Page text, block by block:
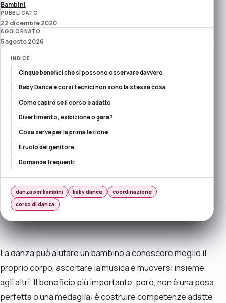
Bambini
PUBBLICATO
22 dicembre 2020
AGGIORNATO
5 agosto 2026
INDICE
Cinque benefici che si possono osservare davvero
Baby Dance e corsi tecnici non sono la stessa cosa
Come capire se il corso è adatto
Divertimento, esibizione o gara?
Cosa serve per la prima lezione
Il ruolo del genitore
Domande frequenti
danza per bambini baby dance
coordinazione
corso di danza
La danza può aiutare un bambino a conoscere meglio il
proprio corpo, ascoltare la musica e muoversi insieme
agli altri. Il beneficio più importante, però, non è una posa
perfetta o una medaglia: è costruire competenze adatte